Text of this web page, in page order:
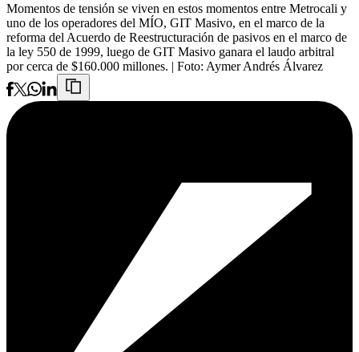
Momentos de tensión se viven en estos momentos entre Metrocali y
uno de los operadores del MÍO, GIT Masivo, en el marco de la
reforma del Acuerdo de Reestructuración de pasivos en el marco de
la ley 550 de 1999, luego de GIT Masivo ganara el laudo arbitral
por cerca de $160.000 millones. | Foto: Aymer Andrés Álvarez